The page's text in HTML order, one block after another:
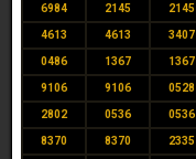
6984 2145 2145
4613 4613 3407
0486 1367 1367
9106 9106 0528
2802 0536 0536
8370 8370 2335